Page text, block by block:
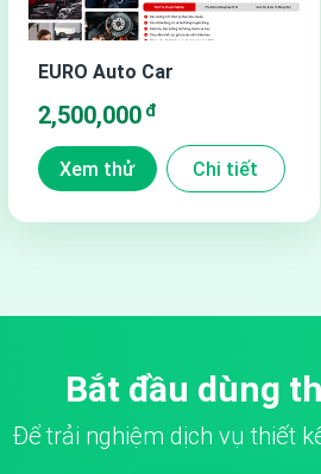
đặc biệt theo chiều ngang giúp cho
hay Nhà cung cấp mà bạn muốn
của bạn có đến nghìn sản phẩm.
rất độc đáo giúp cho khách hàng
EURO Auto Car
2,500,000đ
Xem thử Chi tiết
Bắt đầu dùng
Để trải nghiệm dịch vụ thiết